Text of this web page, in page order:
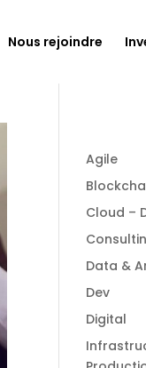
Nous rejoindre
Agile
Cloud –
Data &
Dev
Digital